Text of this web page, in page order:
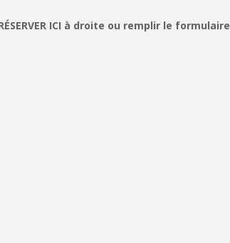
ICI à droite ou remplir le formulaire